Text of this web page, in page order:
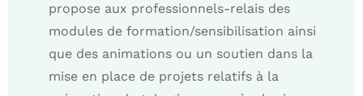
propose aux professionnels-relais des
modules de formation/sensibilisation ainsi
que des animations ou un soutien dans la
mise en place de projets relatifs à la